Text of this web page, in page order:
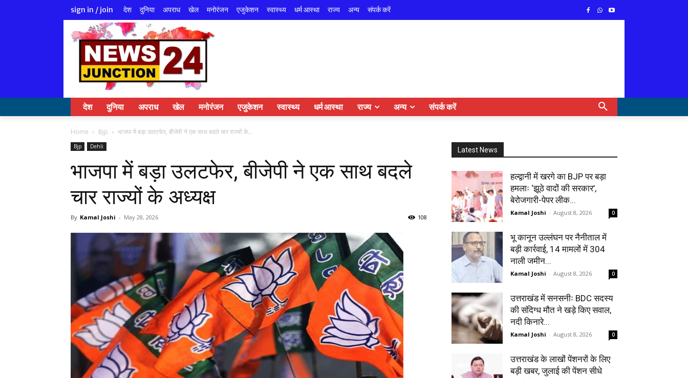
sign in / join देश दुनिया अपराध खेल मनोरंजन एजुकेशन स्वास्थ्य धर्म आस्था राज्य अन्य संपर्क करें
देश दुनिया अपराध खेल मनोरंजन एजुकेशन स्वास्थ्य धर्म आस्था राज्य अन्य संपर्क करें
Home Bjp भाजपा में बड़ा उलटफेर, बीजेपी ने एक साथ बदले चार राज्यों के...
Bjp Dehli
भाजपा में बड़ा उलटफेर, बीजेपी ने एक साथ बदले
चार राज्यों के अध्यक्ष
By Kamal Joshi - May 28, 2026 108
Latest News
हल्द्वानी में खरगे का BJP पर बड़ा
हमलाः ‘झूठे वादों की सरकार’,
बेरोजगारी-पेपर लीक...
Kamal Joshi - August 8, 2026 0
भू कानून उल्लंघन पर नैनीताल में
बड़ी कार्रवाई, 14 मामलों में 304
नाली जमीन...
Kamal Joshi - August 8, 2026 0
उत्तराखंड में सनसनीः BDC सदस्य
की संदिग्ध मौत ने खड़े किए सवाल,
नदी किनारे...
Kamal Joshi - August 8, 2026 0
उत्तराखंड के लाखों पेंशनरों के लिए
बड़ी खबर, जुलाई की पेंशन सीधे